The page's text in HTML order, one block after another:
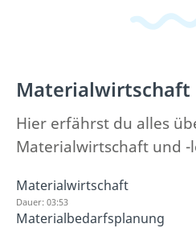
Materialwirtschaft
Hier erfährst du alles
Materialwirtschaft und -
Materialwirtschaft
Dauer: 03:53
Materialbedarfsplanung